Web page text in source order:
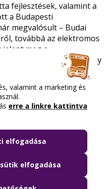
fejlesztések, valamint a
a Budapesti
megvalósult – Budai
továbbá az elektromos
meg a
fontos pontját érintik, így
témájában a
esett a budapesti
több fejlesztési
az itt közlekedő CAF
használt
valamint a marketing és
erre a linkre kattintva
elfogadása
elfogadása